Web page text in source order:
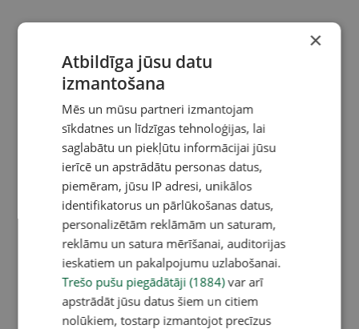
×
Atbildīga jūsu datu
izmantošana
Mēs un mūsu partneri izmantojam
sīkdatnes un līdzīgas tehnoloģijas, lai
saglabātu un piekļūtu informācijai jūsu
ierīcē un apstrādātu personas datus,
piemēram, jūsu IP adresi, unikālos
identifikatorus un pārlūkošanas datus,
personalizētām reklāmām un saturam,
reklāmu un satura mērīšanai, auditorijas
ieskatiem un pakalpojumu uzlabošanai.
Trešo pušu piegādātāji (1884)var arī
apstrādāt jūsu datus šiem un citiem
nolūkiem, tostarp izmantojot precīzus